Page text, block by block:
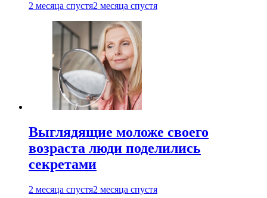
2 месяца спустя2 месяца спустя
Выглядящие моложе своего
возраста люди поделились
секретами
2 месяца спустя2 месяца спустя